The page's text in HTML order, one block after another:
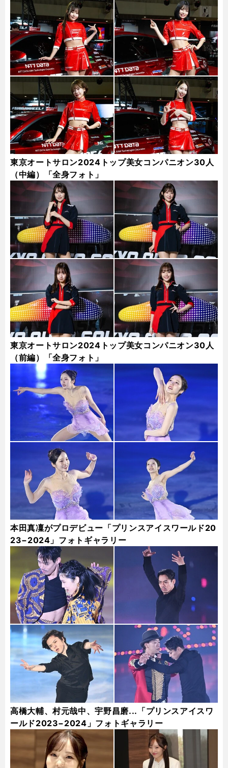
東京オートサロン2024トップ美女コンパニオン30人
（中編）「全身フォト」
東京オートサロン2024トップ美女コンパニオン30人
（前編）「全身フォト」
本田真凜がプロデビュー「プリンスアイスワールド20
23−2024」フォトギャラリー
高橋大輔、村元哉中、宇野昌磨...「プリンスアイスワ
ールド2023−2024」フォトギャラリー